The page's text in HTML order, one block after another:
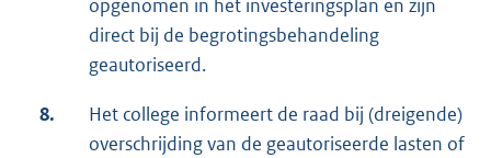
opgenomen in het investeringsplan en zijn
direct bij de begrotingsbehandeling
geautoriseerd.
8.
Het college informeert de raad bij (dreigende)
overschrijding van de geautoriseerde lasten of